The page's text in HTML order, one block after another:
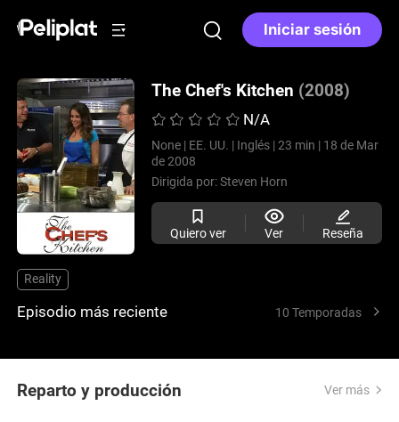
Iniciar sesión
The Chef's Kitchen (2008)
N/A
None | EE. UU. | Inglés | 23 min | 18 de Mar
de 2008
Dirigida por:Steven Horn
Quiero ver Ver Reseña
Reality
Episodio más reciente 10 Temporadas
Reparto y producción Ver más